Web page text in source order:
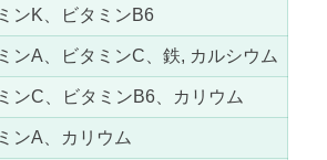
ンK、ビタミンB6
ンA、ビタミンC、鉄, カルシウム
ンC、ビタミンB6、カリウム
ンA、カリウム